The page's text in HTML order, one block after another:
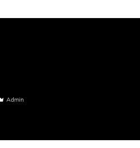
Admin